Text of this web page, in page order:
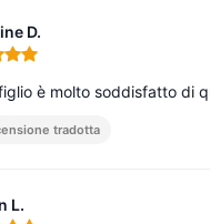
D.
su 5
è molto soddisfatto di
tradotta
L.